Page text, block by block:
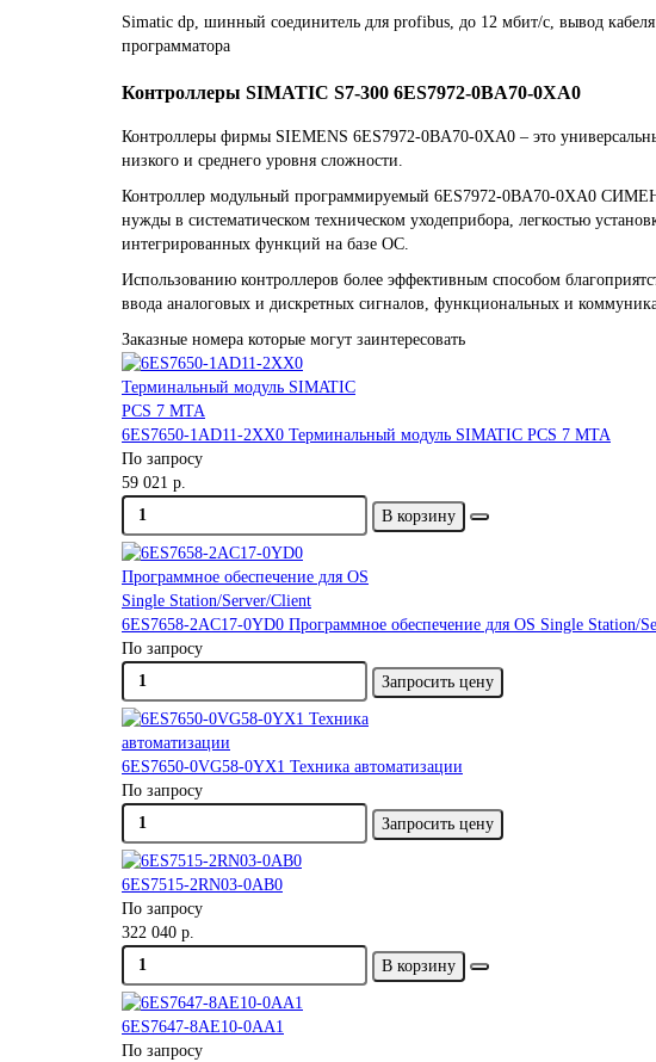
Simatic dp, шинный соединитель для profibus, до 12 мбит/с, вывод
программатора
Контроллеры SIMATIC S7-300 6ES7972-0BA70-0XA0
Контроллеры фирмы SIEMENS 6ES7972-0BA70-0XA0 – это
низкого и среднего уровня сложности.
Контроллер модульный программируемый 6ES7972-0BA70-0XA0
нужды в систематическом техническом уходеприбора, легкостью
интегрированных функций на базе ОС.
Использованию контроллеров более эффективным способом
ввода аналоговых и дискретных сигналов, функциональных и
Заказные номера которые могут заинтересовать
6ES7650-1AD11-2XX0 Терминальный модуль SIMATIC PCS 7 MTA
По запросу
59 021 р.
В корзину
6ES7658-2AC17-0YD0 Программное обеспечение для OS Single Station/
По запросу
Запросить цену
6ES7650-0VG58-0YX1 Техника автоматизации
По запросу
Запросить цену
6ES7515-2RN03-0AB0
По запросу
322 040 р.
В корзину
6ES7647-8AE10-0AA1
По запросу